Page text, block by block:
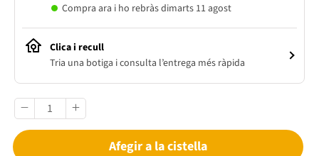
Compra ara i ho rebràs dimarts 11 agost
Clica i recull
Tria una botiga i consulta l’entrega més ràpida
Afegir a la cistella